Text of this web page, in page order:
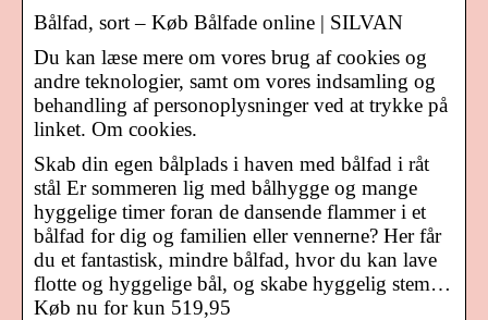
Bålfad, sort – Køb Bålfade online | SILVAN
Du kan læse mere om vores brug af cookies og
andre teknologier, samt om vores indsamling og
behandling af personoplysninger ved at trykke på
linket. Om cookies.
Skab din egen bålplads i haven med bålfad i råt
stål Er sommeren lig med bålhygge og mange
hyggelige timer foran de dansende flammer i et
bålfad for dig og familien eller vennerne? Her får
du et fantastisk, mindre bålfad, hvor du kan lave
flotte og hyggelige bål, og skabe hyggelig stem…
Køb nu for kun 519,95